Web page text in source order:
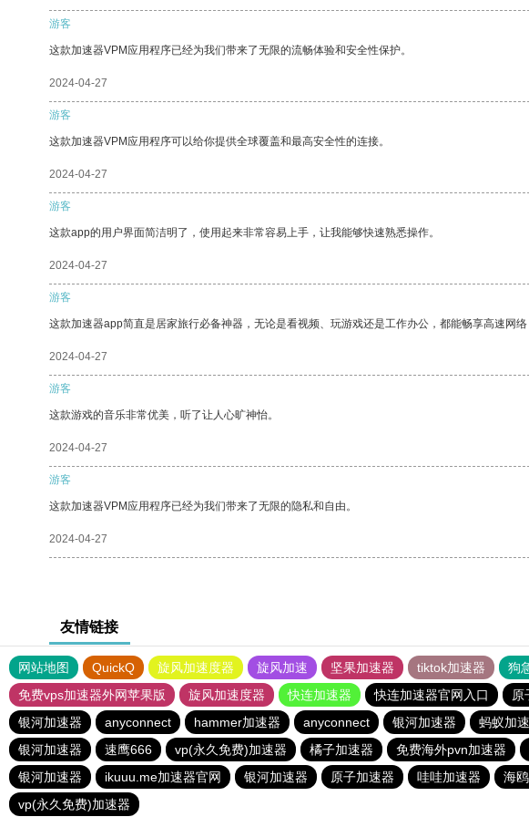
游客
这款加速器VPM应用程序已经为我们带来了无限的流畅体验和安全性保护。
2024-04-27
游客
这款加速器VPM应用程序可以给你提供全球覆盖和最高安全性的连接。
2024-04-27
游客
这款app的用户界面简洁明了，使用起来非常容易上手，让我能够快速熟悉操作。
2024-04-27
游客
这款加速器app简直是居家旅行必备神器，无论是看视频、玩游戏还是工作办公，都能畅享高速
2024-04-27
游客
这款游戏的音乐非常优美，听了让人心旷神怡。
2024-04-27
游客
这款加速器VPM应用程序已经为我们带来了无限的隐私和自由。
2024-04-27
友情链接
网站地图 QuickQ 旋风加速度器 旋风加速 坚果加速器 tiktok加速器 狗
免费vps加速器外网苹果版
旋风加速度器 快连加速器 快连加速器官网入口 原
银河加速器
anyconnect hammer加速器 anyconnect 银河加速器 蚂蚁加
银河加速器
速鹰666 vp(永久免费)加速器 橘子加速器 免费海外pvn加速器
银河加速器
ikuuu.me加速器官网 银河加速器 原子加速器 哇哇加速器 海
vp(永久免费)加速器